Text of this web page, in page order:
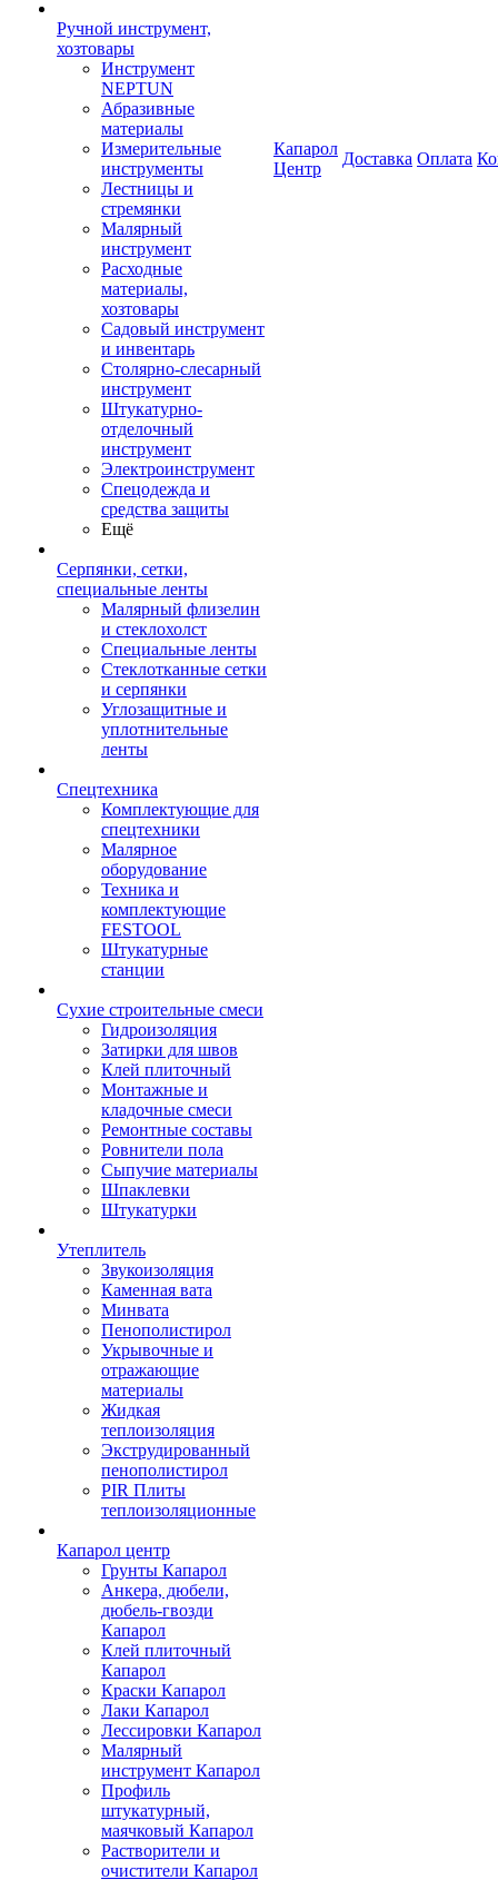
Ручной инструмент,
хозтовары
Инструмент
NEPTUN
Абразивные
материалы
Измерительные
инструменты
Лестницы и
стремянки
Малярный
инструмент
Расходные
материалы,
хозтовары
Садовый инструмент
и инвентарь
Столярно-слесарный
инструмент
Штукатурно-
отделочный
инструмент
Электроинструмент
Спецодежда и
средства защиты
Ещё
Серпянки, сетки,
специальные ленты
Малярный флизелин
и стеклохолст
Специальные ленты
Стеклотканные сетки
и серпянки
Углозащитные и
уплотнительные
ленты
Спецтехника
Комплектующие для
спецтехники
Малярное
оборудование
Техника и
комплектующие
FESTOOL
Штукатурные
станции
Сухие строительные смеси
Гидроизоляция
Затирки для швов
Клей плиточный
Монтажные и
кладочные смеси
Ремонтные составы
Ровнители пола
Сыпучие материалы
Шпаклевки
Штукатурки
Утеплитель
Звукоизоляция
Каменная вата
Минвата
Пенополистирол
Укрывочные и
отражающие
материалы
Жидкая
теплоизоляция
Экструдированный
пенополистирол
PIR Плиты
теплоизоляционные
Капарол центр
Грунты Капарол
Анкера, дюбели,
дюбель-гвозди
Капарол
Клей плиточный
Капарол
Краски Капарол
Лаки Капарол
Лессировки Капарол
Малярный
инструмент Капарол
Профиль
штукатурный,
маячковый Капарол
Растворители и
очистители Капарол
Капарол
Центр
Доставка Оплата